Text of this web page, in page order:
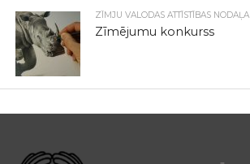
ZĪMJU VALODAS ATTĪSTĪBAS NODAĻA
Zīmējumu konkurss